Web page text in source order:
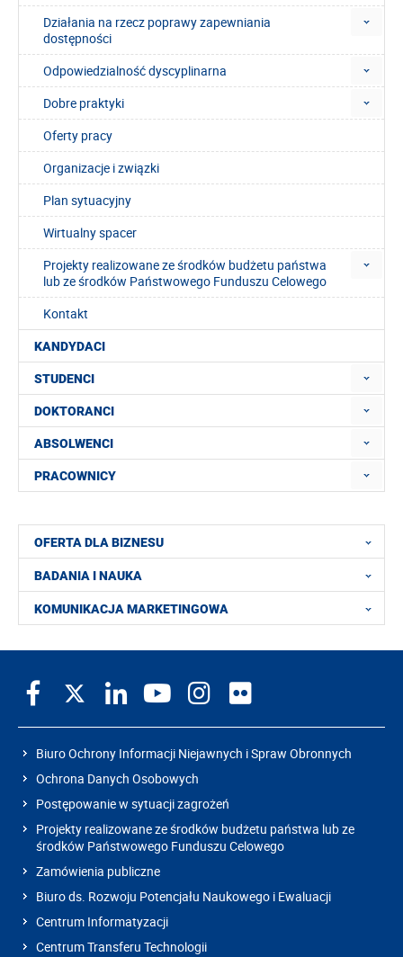
Działania na rzecz poprawy zapewniania
dostępności
Odpowiedzialność dyscyplinarna
Dobre praktyki
Oferty pracy
Organizacje i związki
Plan sytuacyjny
Wirtualny spacer
Projekty realizowane ze środków budżetu państwa
lub ze środków Państwowego Funduszu Celowego
Kontakt
KANDYDACI
STUDENCI
DOKTORANCI
ABSOLWENCI
PRACOWNICY
OFERTA DLA BIZNESU
BADANIA I NAUKA
KOMUNIKACJA MARKETINGOWA
Biuro Ochrony Informacji Niejawnych i Spraw Obronnych
Ochrona Danych Osobowych
Postępowanie w sytuacji zagrożeń
Projekty realizowane ze środków budżetu państwa lub ze
środków Państwowego Funduszu Celowego
Zamówienia publiczne
Biuro ds. Rozwoju Potencjału Naukowego i Ewaluacji
Centrum Informatyzacji
Centrum Transferu Technologii